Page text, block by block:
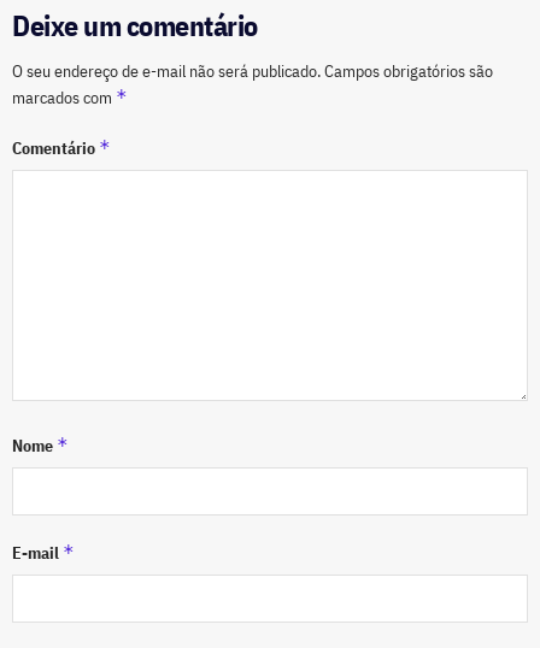
Deixe um comentário
O seu endereço de e-mail não será publicado.Campos obrigatórios são
marcados com *
Comentário *
Nome *
E-mail *